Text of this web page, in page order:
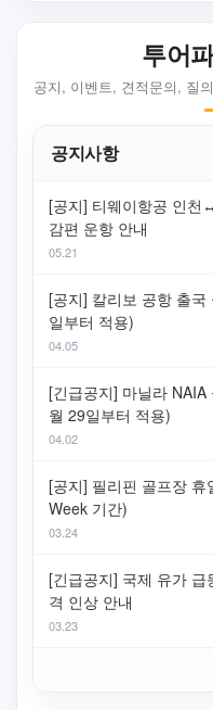
투어
공지, 이벤트, 견적문의, 질
공지사항
[공지] 티웨이항공 인
감편 운항 안내
05.21
[공지] 칼리보 공항 출
일부터 적용)
04.05
[긴급공지] 마닐라
월 29일부터 적용)
04.02
[공지] 필리핀 골프장
Week 기간)
03.24
[긴급공지] 국제 유가
격 인상 안내
03.23